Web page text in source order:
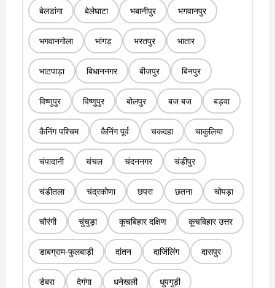
बेलडांगा बेलेघाटा भबानीपुर भगवानपुर
भगवानगोला भांगड़ भरतपुर भातार
भाटपाड़ा बिधाननगर बीजपुर बिनपुर
विष्णुपुर विष्णुपुर बोलपुर बज बज बड़वा
कैनिंग पश्चिम कैनिंग पूर्व चकदहा चाकुलिया
चंपादानी चंचल चंदननगर चंडीपुर
चंडीतला चंद्रकोणा छपरा छतना चोपड़ा
चौरंगी चुंचुड़ा कूचबिहार दक्षिण कूचबिहार उत्तर
डाबग्राम-फुलबाड़ी दांतन दार्जिलिंग दासपुर
डेबरा देगंगा धनेखली धुपगुड़ी